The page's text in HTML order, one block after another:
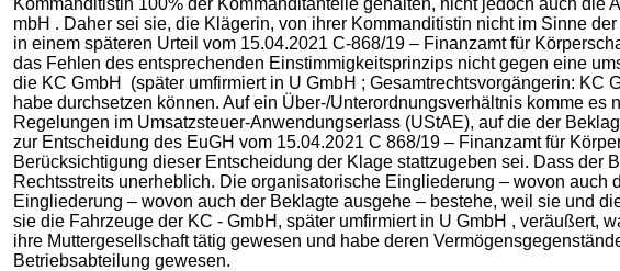
Kommanditistin 100% der Kommanditanteile gehalten, nicht jedoch auch
mbH . Daher sei sie, die Klägerin, von ihrer Kommanditistin nicht im Sinne
in einem späteren Urteil vom 15.04.2021 C-868/19 – Finanzamt für
das Fehlen des entsprechenden Einstimmigkeitsprinzips nicht gegen eine
die KC GmbH (später umfirmiert in U GmbH ; Gesamtrechtsvorgängerin:
habe durchsetzen können. Auf ein Über-/Unterordnungsverhältnis komme
Regelungen im Umsatzsteuer-Anwendungserlass (UStAE), auf die der
zur Entscheidung des EuGH vom 15.04.2021 C 868/19 – Finanzamt für
Berücksichtigung dieser Entscheidung der Klage stattzugeben sei. Dass
Rechtsstreits unerheblich. Die organisatorische Eingliederung – wovon
Eingliederung – wovon auch der Beklagte ausgehe – bestehe, weil sie und
sie die Fahrzeuge der KC - GmbH, später umfirmiert in U GmbH , veräußert,
ihre Muttergesellschaft tätig gewesen und habe deren
Betriebsabteilung gewesen.